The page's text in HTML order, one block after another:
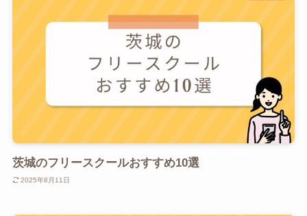
茨城のフリースクールおすすめ10選
2025年8月11日